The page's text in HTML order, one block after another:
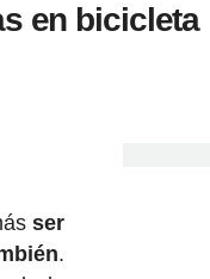
en bicicleta
ser
.